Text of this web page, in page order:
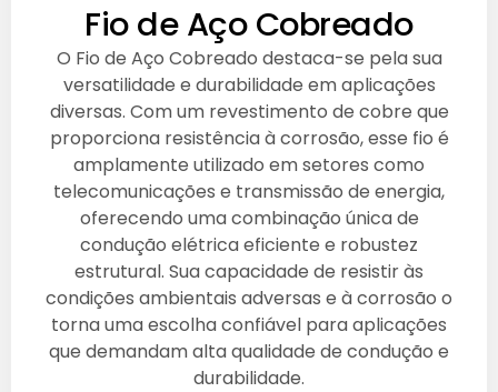
Fio de Aço Cobreado
O Fio de Aço Cobreado destaca-se pela sua
versatilidade e durabilidade em aplicações
diversas. Com um revestimento de cobre que
proporciona resistência à corrosão, esse fio é
amplamente utilizado em setores como
telecomunicações e transmissão de energia,
oferecendo uma combinação única de
condução elétrica eficiente e robustez
estrutural. Sua capacidade de resistir às
condições ambientais adversas e à corrosão o
torna uma escolha confiável para aplicações
que demandam alta qualidade de condução e
durabilidade.